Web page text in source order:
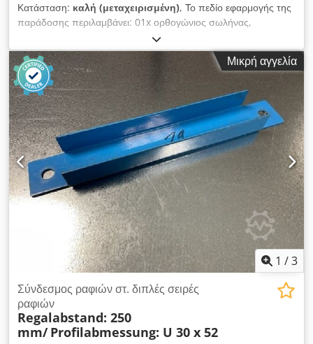
Κατάσταση: καλή (μεταχειρισμένη), Το πεδίο εφαρμογής της
παράδοσης περιλαμβάνει: 01x ορθογώνιος σωλήνας,
μεταχειρισμένος Διαστάσεις προφίλ: περίπου 50 x 30 mm
Χρώμα υλικού: πορτοκαλί Συνολικό μήκος: περίπου 3.660 mm
Οπή στο κέντρο: περίπου 3,630 mm Πάχος υλικού: περίπου
1,50 mm Αριθμός οπών διάτρησης: 2 τεμ. Ø οπής διάτρησης:
περίπου 10 mm Βάρος / τεμ.: 6,150 kg Dwjdpfsndiqdex
Amhja Ο υπεύθυνος επικοινωνίας σας στην εταιρεία μας:
Andre Evering κ.: Mario Klöver κ.: Falk Deutsch Γενικές
πληροφορίες για το αντικείμενο: Αυτό το αντικείμενο
προσφέρεται μόνο για παραλαβή. Οποιαδήποτε περαιτέρω
μεταφορά ή επιθυμητή μεταφορά ή αποστολή αυτού του
αντικειμένου συνδέεται με πρόσθετες πρόσθετο κόστος, το
οποίο μπορεί να ζητηθεί ξεχωριστά από εμάς ανάλογα με το
τόπο παράδοσης ή το πεδίο εφαρμογής της παράδοσης.
Μικρή αγγελία
1 /3
Σύνδεσμος ραφιών στ. διπλές σειρές
ραφιών
Regalabstand: 250
mm/ Profilabmessung: U 30 x 52